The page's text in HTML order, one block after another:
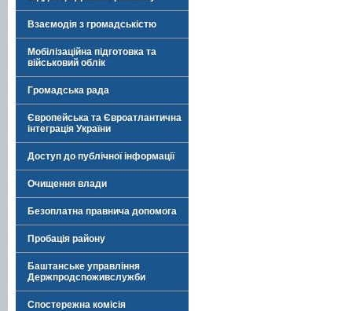
Взаємодія з громадськістю
Мобілізаційна підготовка та
військовий облік
Громадська рада
Європейська та Євроатлантична
інтеграція України
Доступ до публічної інформації
Очищення влади
Безоплатна правнича допомога
Пробація району
Баштанське управління
Держпродспоживслужби
Спостережна комісія